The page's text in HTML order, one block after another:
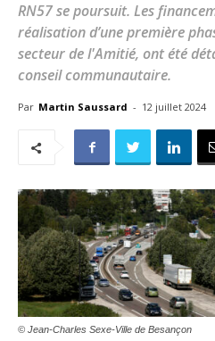
RN57 se poursuit. Les
réalisation d’une première
secteur de l'Amitié, ont été
conseil communautaire.
Par Martin Saussard - 12 juillet 2024
© Jean-Charles Sexe-Ville de Besançon